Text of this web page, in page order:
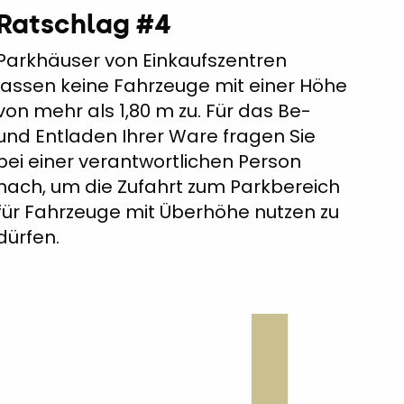
#4
von Einkaufszentren
keine Fahrzeuge mit einer Höhe
mehr als 1,80 m zu. Für das Be-
Entladen Ihrer Ware fragen Sie
einer verantwortlichen Person
um die Zufahrt zum Parkbereich
Fahrzeuge mit Überhöhe nutzen zu